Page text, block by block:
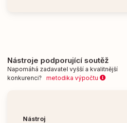
Nástroje podporující soutěž
Napomáhá zadavatel vyšší a kvalitnější
konkurenci? metodika výpočtu
Nástroj